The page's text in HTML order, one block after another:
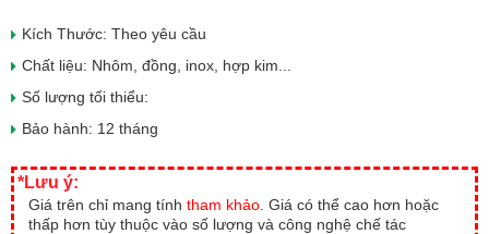
Kích Thước: Theo yêu cầu
Chất liệu: Nhôm, đồng, inox, hợp kim...
Số lượng tối thiểu:
Bảo hành: 12 tháng
*Lưu ý:
Giá trên chỉ mang tính tham khảo . Giá có thể cao hơn hoặc
thấp hơn tùy thuộc vào số lượng và công nghệ chế tác